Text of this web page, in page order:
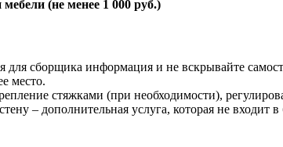
(не менее 1 000 руб.)
сборщика информация и не вскрывайте
место.
стяжками (при необходимости),
– дополнительная услуга, которая не входит